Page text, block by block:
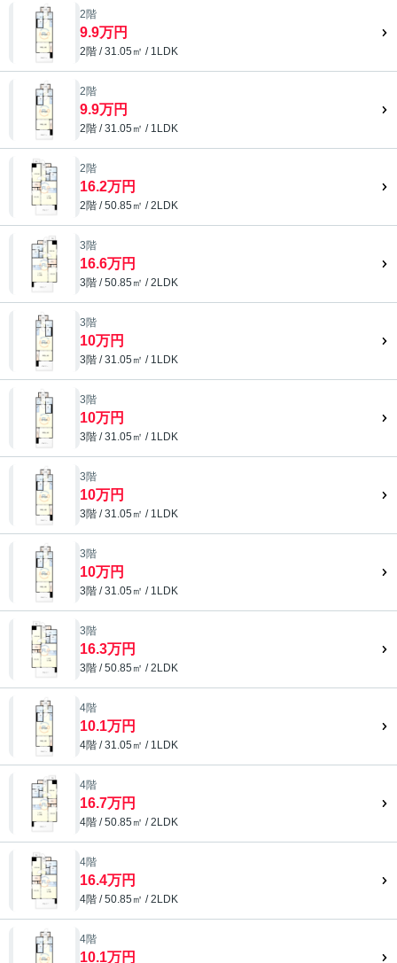
2階
9.9万円
2階 / 31.05㎡ / 1LDK
2階
9.9万円
2階 / 31.05㎡ / 1LDK
2階
16.2万円
2階 / 50.85㎡ / 2LDK
3階
16.6万円
3階 / 50.85㎡ / 2LDK
3階
10万円
3階 / 31.05㎡ / 1LDK
3階
10万円
3階 / 31.05㎡ / 1LDK
3階
10万円
3階 / 31.05㎡ / 1LDK
3階
10万円
3階 / 31.05㎡ / 1LDK
3階
16.3万円
3階 / 50.85㎡ / 2LDK
4階
10.1万円
4階 / 31.05㎡ / 1LDK
4階
16.7万円
4階 / 50.85㎡ / 2LDK
4階
16.4万円
4階 / 50.85㎡ / 2LDK
4階
10.1万円